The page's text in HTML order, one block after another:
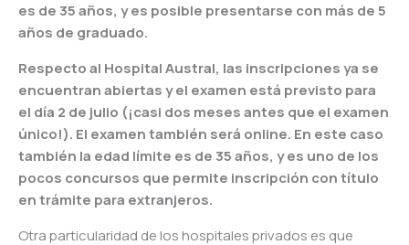
es de 35 años, y es posible presentarse con más de 5
años de graduado.
Respecto al Hospital Austral, las inscripciones ya se
encuentran abiertas y el examen está previsto para
el día 2 de julio (¡casi dos meses antes que el examen
único!). El examen también será online. En este caso
también la edad límite es de 35 años, y es uno de los
pocos concursos que permite inscripción con título
en trámite para extranjeros.
Otra particularidad de los hospitales privados es que